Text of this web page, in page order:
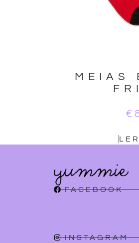
MEIAS
€
FACEBOOK
INSTAGRAM